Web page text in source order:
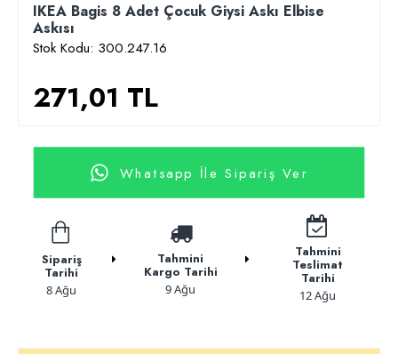
IKEA Bagis 8 Adet Çocuk Giysi Askı Elbise
Askısı
Stok Kodu: 300.247.16
271,01 TL
Whatsapp İle Sipariş Ver
Sipariş
Tarihi
8 Ağu
Tahmini
Kargo Tarihi
9 Ağu
Tahmini
Teslimat
Tarihi
12 Ağu